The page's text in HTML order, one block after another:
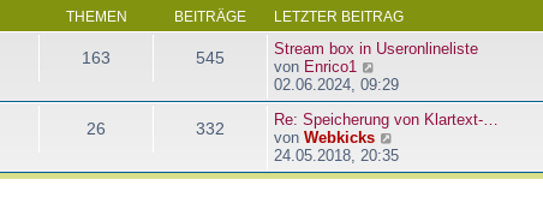
a
B
e
i
t
a
g
s
t
e
r
B
e
t
THEMEN BEITRÄGE LETZTER BEITRAG
163 545
Stream box in Useronlineliste
von Enrico1
e
u
e
s
t
e
02.06.2024, 09:29
26 332
Re: Speicherung von Klartext-…
von Webkicks
e
u
24.05.2018, 20:35